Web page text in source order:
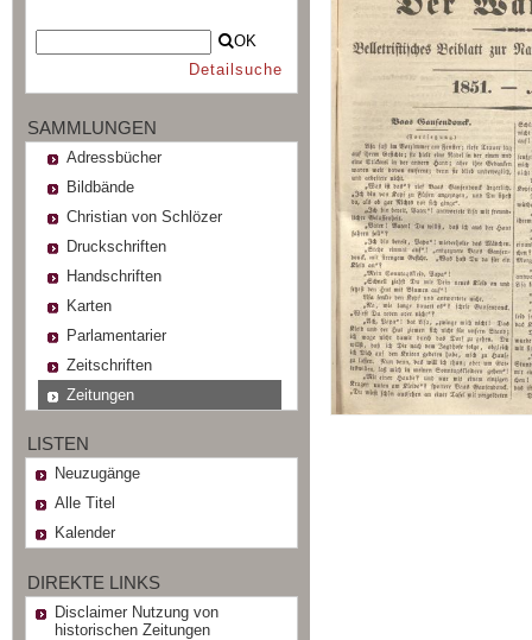
OK
Detailsuche
SAMMLUNGEN
Adressbücher
Bildbände
Christian von Schlözer
Druckschriften
Handschriften
Karten
Parlamentarier
Zeitschriften
Zeitungen
LISTEN
Neuzugänge
Alle Titel
Kalender
DIREKTE LINKS
Disclaimer Nutzung von
historischen Zeitungen